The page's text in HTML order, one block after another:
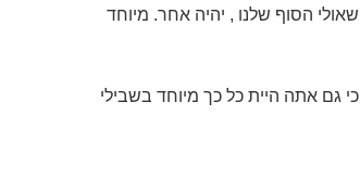
שאולי הסוף שלנו , יהיה אחר. מיוחד
כי גם אתה היית כל כך מיוחד בשבילי